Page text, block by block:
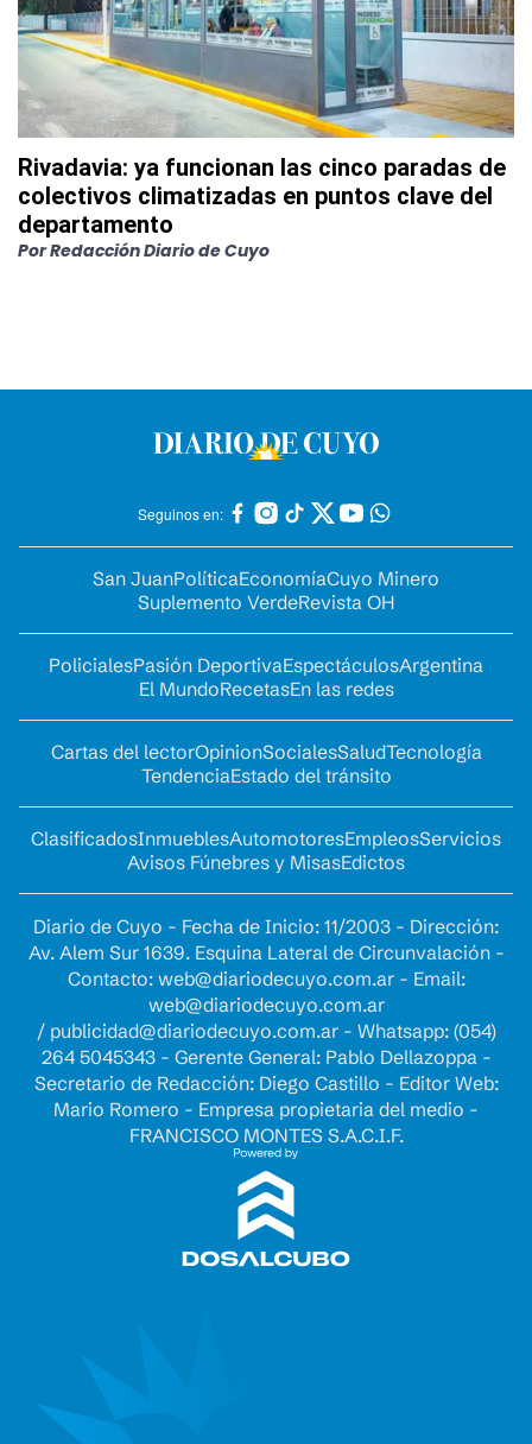
Rivadavia: ya funcionan las cinco paradas de
colectivos climatizadas en puntos clave del
departamento
PorRedacción Diario de Cuyo
Seguinos en:
San JuanPolíticaEconomíaCuyo Minero
Suplemento VerdeRevista OH
PolicialesPasión DeportivaEspectáculosArgentina
El MundoRecetasEn las redes
Cartas del lectorOpinionSocialesSaludTecnología
TendenciaEstado del tránsito
ClasificadosInmueblesAutomotoresEmpleosServicios
Avisos Fúnebres y MisasEdictos
Diario de Cuyo - Fecha de Inicio: 11/2003 - Dirección:
Av. Alem Sur 1639. Esquina Lateral de Circunvalación -
Contacto: web@diariodecuyo.com.ar- Email:
web@diariodecuyo.com.ar
/ publicidad@diariodecuyo.com.ar- Whatsapp: (054)
264 5045343 - Gerente General: Pablo Dellazoppa -
Secretario de Redacción: Diego Castillo - Editor Web:
Mario Romero - Empresa propietaria del medio -
FRANCISCO MONTES S.A.C.I.F.